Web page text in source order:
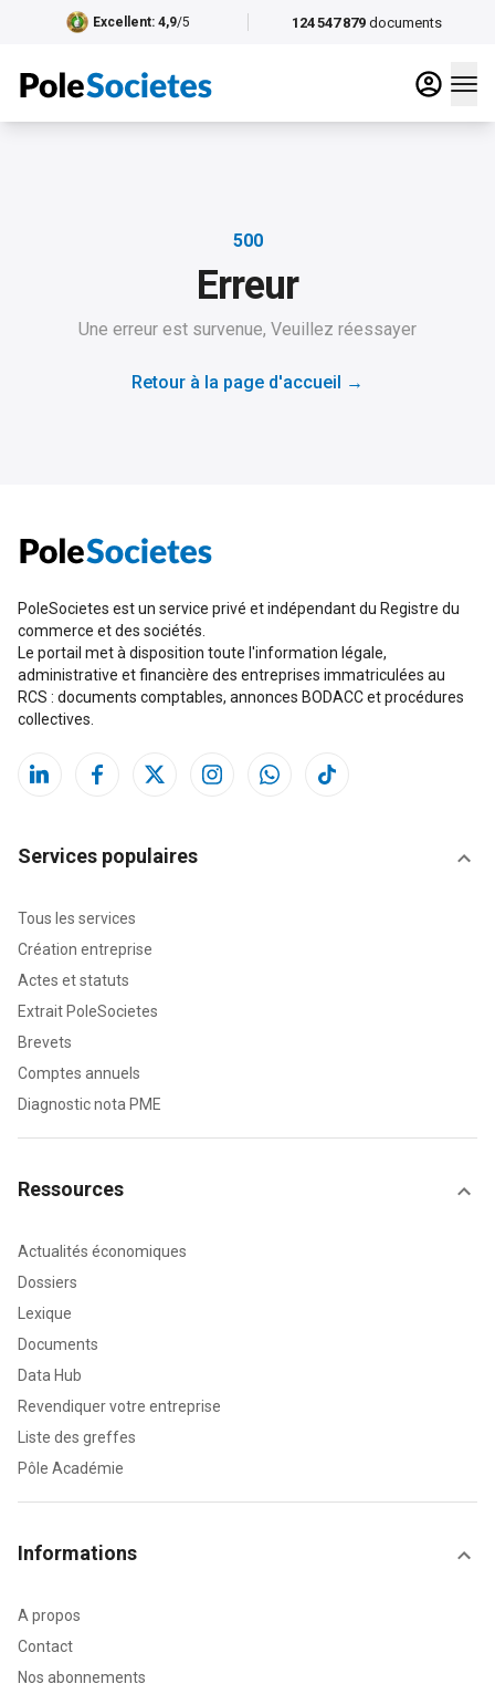
124 547 879 documents
Excellent: 4,9/5
500
Erreur
Une erreur est survenue, Veuillez réessayer
Retour à la page d'accueil →
PoleSocietes est un service privé et indépendant du Registre du
commerce et des sociétés.
Le portail met à disposition toute l'information légale,
administrative et financière des entreprises immatriculées au
RCS : documents comptables, annonces BODACC et procédures
collectives.
Services populaires
Tous les services
Création entreprise
Actes et statuts
Extrait PoleSocietes
Brevets
Comptes annuels
Diagnostic nota PME
Ressources
Actualités économiques
Dossiers
Lexique
Documents
Data Hub
Revendiquer votre entreprise
Liste des greffes
Pôle Académie
Informations
A propos
Contact
Nos abonnements